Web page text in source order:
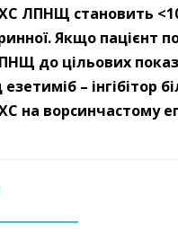
ЛПНЩ становить
Якщо пацієнт
до цільових
– ​інгібітор
на ворсинчастому